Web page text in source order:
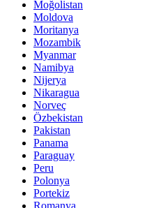
Moğolistan
Moldova
Moritanya
Mozambik
Myanmar
Namibya
Nijerya
Nikaragua
Norveç
Özbekistan
Pakistan
Panama
Paraguay
Peru
Polonya
Portekiz
Romanya